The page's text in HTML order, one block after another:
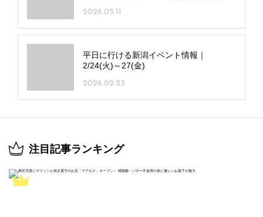
2026.05.11
平日に行ける新潟イベント情報｜
2/24(火)～27(金)
2026.02.23
注目記事ランキング